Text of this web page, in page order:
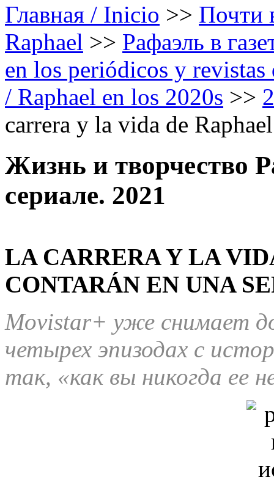
Главная / Inicio >> Почти
Raphael >> Рафаэль в
en los periódicos y
/ Raphael en los 2020s >>
carrera y la vida de
Жизнь и творчество
сериале. 2021
LA CARRERA Y LA
CONTARÁN EN UNA
Movistar+ уже снимает
четырех эпизодах с
так, «как вы никогда ее